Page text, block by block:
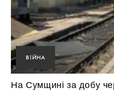
ВІЙНА
На Сумщині за добу